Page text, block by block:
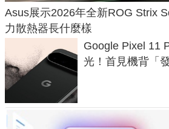
Asus展示2026年全新ROG Strix
力散熱器長什麼樣
Google Pixel 11
光！首見機背「